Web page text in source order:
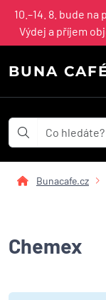
10.–14. 8. bude
Výdej a příjem
BUNA
Bunacafe.cz
Chemex